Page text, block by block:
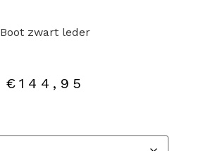
Boot zwart leder
€ 144,95